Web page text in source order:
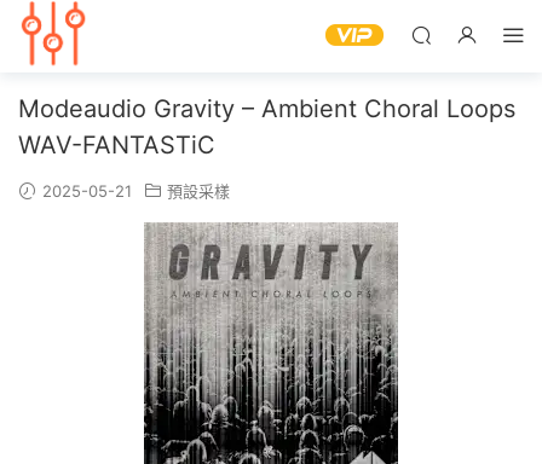
Modeaudio Gravity – Ambient Choral Loops
WAV-FANTASTiC
2025-05-21 預設采樣